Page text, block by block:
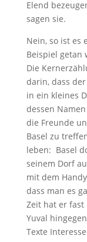
Elend
sagen sie.
Nein, so ist es
Beispiel getan
Die
darin, dass
in ein kleines
dessen
die Freunde
Basel zu
leben: Basel
seinem Dorf
mit dem
dass man es
Zeit hat er fast
Yuval
Texte